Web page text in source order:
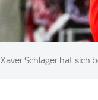
Image:
Xaver Schlager hat sich